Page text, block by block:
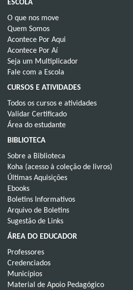
ESCOLA
O que nos move
Quem Somos
Acontece Por Aqui
Acontece Por Aí
Seja um Multiplicador
Fale com a Escola
CURSOS E ATIVIDADES
Todos os cursos e atividades
Validar Certificado
Área do estudante
BIBLIOTECA
Sobre a Biblioteca
Koha (acesso à coleção de livros)
Últimas Aquisições
Ebooks
Boletins Informativos
Arquivo de Boletins
Sugestão de Links
ÁREA DO EDUCADOR
Professores
Credenciados
Municípios
Material de Apoio Pedagógico